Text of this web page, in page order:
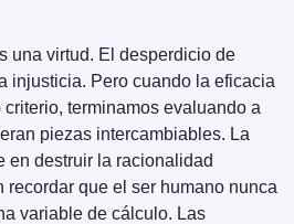
una virtud. El desperdicio de
injusticia. Pero cuando la eficacia
terminamos evaluando a
piezas intercambiables. La
en destruir la racionalidad
recordar que el ser humano nunca
variable de cálculo. Las